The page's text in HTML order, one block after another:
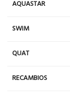
AQUASTAR
SWIM
QUAT
RECAMBIOS